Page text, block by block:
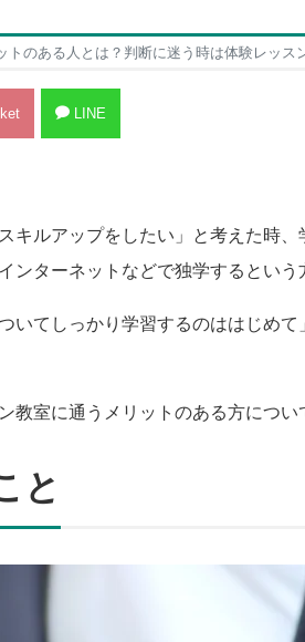
トのある人とは？判断に迷う時は体験レッス
LINE
キルアップをしたい」と考えた時
ターネットなどで独学するという
いてしっかり学習するのははじめ
室に通うメリットのある方につい
と